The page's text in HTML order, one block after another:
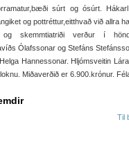
súrt og ósúrt.
og pottréttur,eitthvað við allra
og skemmtiatriði verður í
Ólafssonar og Stefáns
Hannessonar. Hljómsveitin
Miðaverðið er 6.900.krónur.
Til